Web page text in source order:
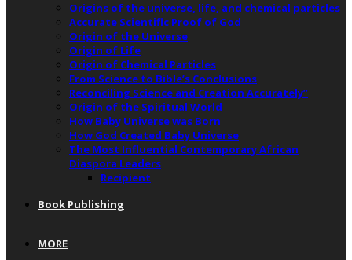
Origins of the universe, life, and chemical particles
Accurate Scientific Proof of God
Origin of the Universe
Origin of Life
Origin of Chemical Particles
From Science to Bible’s Conclusions
Reconciling Science and Creation Accurately”
Origin of the Spiritual World
How Baby Universe was Born
How God Created Baby Universe
The Most Influential Contemporary African
Diaspora Leaders
Recipient
Book Publishing
MORE